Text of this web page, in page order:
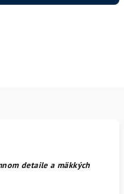
detaile a mäkkých